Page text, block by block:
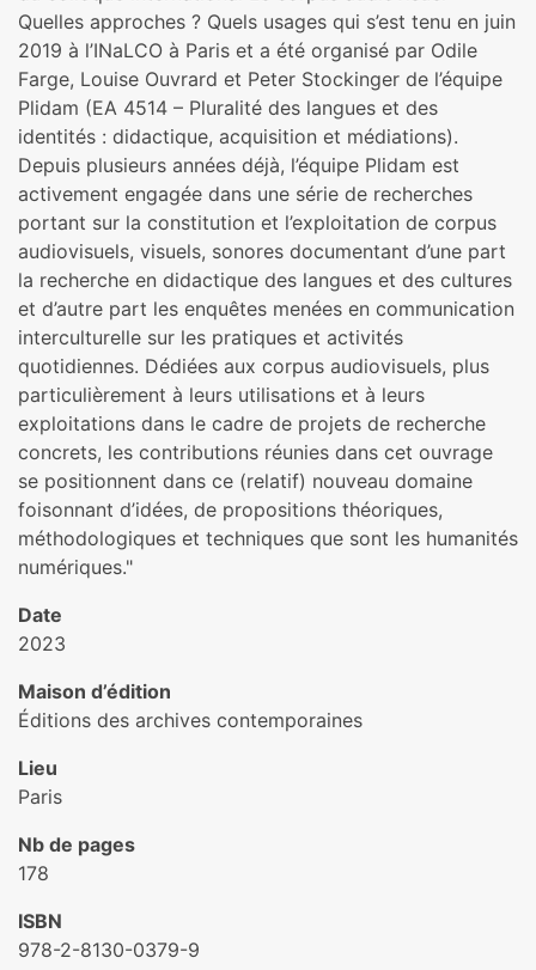
Quelles approches ? Quels usages qui s’est tenu en juin
2019 à l’INaLCO à Paris et a été organisé par Odile
Farge, Louise Ouvrard et Peter Stockinger de l’équipe
Plidam (EA 4514 – Pluralité des langues et des
identités : didactique, acquisition et médiations).
Depuis plusieurs années déjà, l’équipe Plidam est
activement engagée dans une série de recherches
portant sur la constitution et l’exploitation de corpus
audiovisuels, visuels, sonores documentant d’une part
la recherche en didactique des langues et des cultures
et d’autre part les enquêtes menées en communication
interculturelle sur les pratiques et activités
quotidiennes. Dédiées aux corpus audiovisuels, plus
particulièrement à leurs utilisations et à leurs
exploitations dans le cadre de projets de recherche
concrets, les contributions réunies dans cet ouvrage
se positionnent dans ce (relatif) nouveau domaine
foisonnant d’idées, de propositions théoriques,
méthodologiques et techniques que sont les humanités
numériques."
Date
2023
Maison d’édition
Éditions des archives contemporaines
Lieu
Paris
Nb de pages
178
ISBN
978-2-8130-0379-9